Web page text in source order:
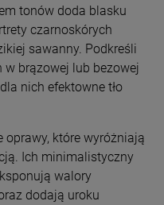
tonów doda blasku
czarnoskórych
sawanny. Podkreśli
w brązowej lub bezowej
nich efektowne tło
oprawy, które wyróżniają
Ich minimalistyczny
walory
dodają uroku